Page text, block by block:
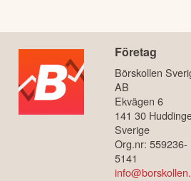
Företag
Börskollen
AB
Ekvägen 6
141 30
Sverige
Org.nr: 559236-
5141